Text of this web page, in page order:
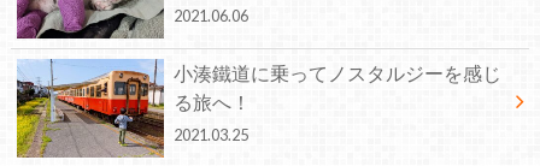
2021.06.06
小湊鐵道に乗ってノスタルジーを感じ
る旅へ！
2021.03.25